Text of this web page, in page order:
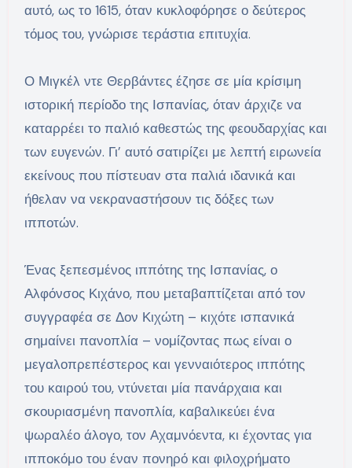
αυτό, ως το 1615, όταν κυκλοφόρησε ο δεύτερος
τόμος του, γνώρισε τεράστια επιτυχία.
Ο Μιγκέλ ντε Θερβάντες έζησε σε μία κρίσιμη
ιστορική περίοδο της Ισπανίας, όταν άρχιζε να
καταρρέει το παλιό καθεστώς της φεουδαρχίας και
των ευγενών. Γι’ αυτό σατιρίζει με λεπτή ειρωνεία
εκείνους που πίστευαν στα παλιά ιδανικά και
ήθελαν να νεκραναστήσουν τις δόξες των
ιπποτών.
Ένας ξεπεσμένος ιππότης της Ισπανίας, ο
Αλφόνσος Κιχάνο, που μεταβαπτίζεται από τον
συγγραφέα σε Δον Κιχώτη – κιχότε ισπανικά
σημαίνει πανοπλία – νομίζοντας πως είναι ο
μεγαλοπρεπέστερος και γενναιότερος ιππότης
του καιρού του, ντύνεται μία πανάρχαια και
σκουριασμένη πανοπλία, καβαλικεύει ένα
ψωραλέο άλογο, τον Αχαμνόεντα, κι έχοντας για
ιπποκόμο του έναν πονηρό και φιλοχρήματο